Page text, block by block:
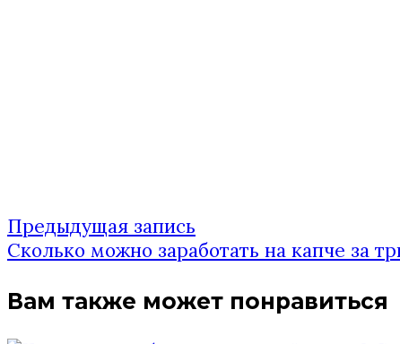
Навигация
записям
Предыдущая запись
запись:
Сколько можно заработать на капче за
Вам также может понравиться